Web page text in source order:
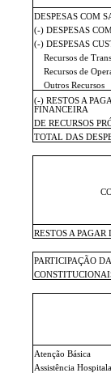
DESPESAS COM
(-) DESPESAS
(-) DESPESAS
Recursos de
Recursos de
Outros Recursos
(-) RESTOS A
FINANCEIRA
DE RECURSOS
TOTAL DAS
RESTOS A PAGAR
PARTICIPAÇÃO
Atenção Básica
Assistência